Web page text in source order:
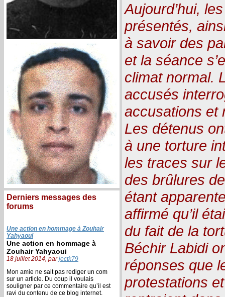
Derniers messages des
forums
Une action en hommage à Zouhair
Yahyaoui
Une action en hommage à
Zouhair Yahyaoui
18 juillet 2014, parjectk79
Mon amie ne sait pas rediger un com
sur un article. Du coup il voulais
souligner par ce commentaire qu’il est
ravi du contenu de ce blog internet.
Aujourd’hui,
présentés,
à savoir des
et la séance
climat normal.
accusés
accusations et
Les détenus
à une torture
les traces sur
des brûlures
étant
affirmé qu’il
du fait de la
Béchir Labidi
réponses que
protestations